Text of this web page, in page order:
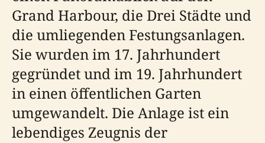
Grand Harbour, die Drei Städte und
die umliegenden Festungsanlagen.
Sie wurden im 17. Jahrhundert
gegründet und im 19. Jahrhundert
in einen öffentlichen Garten
umgewandelt. Die Anlage ist ein
lebendiges Zeugnis der